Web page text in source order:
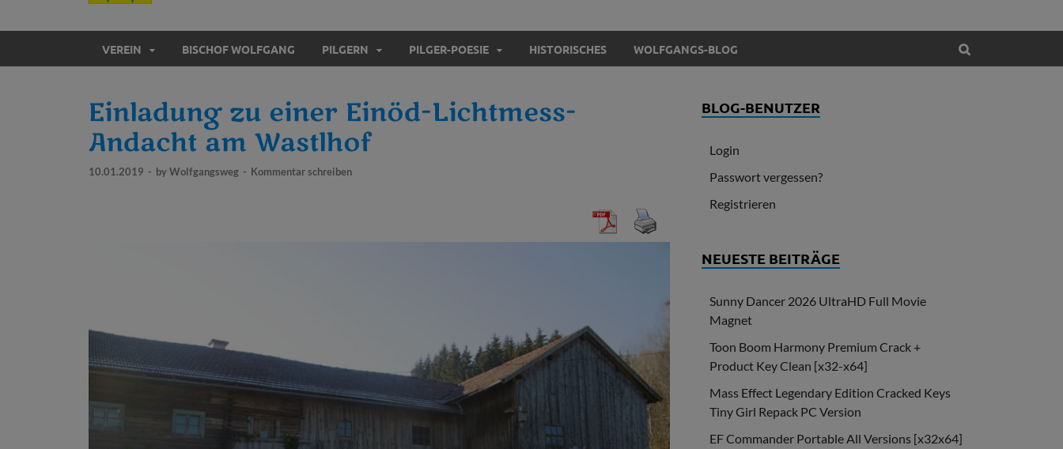
VEREIN BISCHOF WOLFGANG PILGERN PILGER-POESIE HISTORISCHES WOLFGANGS-BLOG
Einladung zu einer Einöd-Lichtmess-
Andacht am Wastlhof
10.01.2019 - byWolfgangsweg - Kommentar schreiben
BLOG-BENUTZER
Login
Passwort vergessen?
Registrieren
NEUESTE BEITRÄGE
Sunny Dancer 2026 UltraHD Full Movie
Magnet
Toon Boom Harmony Premium Crack +
Product Key Clean [x32-x64]
Mass Effect Legendary Edition Cracked Keys
Tiny Girl Repack PC Version
EF Commander Portable All Versions [x32x64]